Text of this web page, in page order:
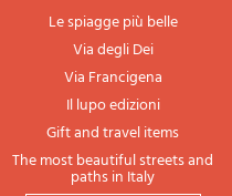
Le spiagge più belle
Via degli Dei
Via Francigena
Il lupo edizioni
Gift and travel items
The most beautiful streets and
paths in Italy